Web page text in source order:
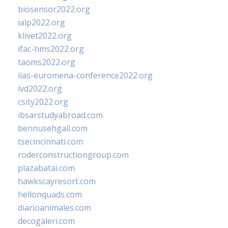
biosensor2022.org
ialp2022.org
klivet2022.org
ifac-hms2022.org
taoms2022.org
iias-euromena-conference2022.org
ivd2022.org
csity2022.org
ibsarstudyabroad.com
bennusehgall.com
tsecincinnati.com
roderconstructiongroup.com
plazabatai.com
hawkscayresort.com
hellonquads.com
diarioanimales.com
decogaleri.com